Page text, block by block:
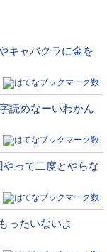
キャバクラに金を
読めなーいわかん
って二度とやらな
ったいないよ